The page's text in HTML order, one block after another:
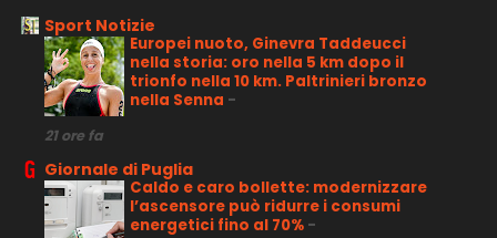
Sport Notizie
Europei nuoto, Ginevra Taddeucci
nella storia: oro nella 5 km dopo il
trionfo nella 10 km. Paltrinieri bronzo
nella Senna -
21 ore fa
Giornale di Puglia
Caldo e caro bollette: modernizzare
l’ascensore può ridurre i consumi
energetici fino al 70% -